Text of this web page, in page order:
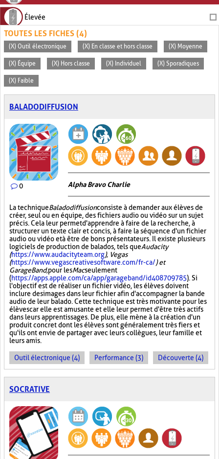
Élevée
TOUTES LES FICHES (4)
(X) Outil électronique (X) En classe et hors classe (X) Moyenne
(X) Équipe (X) Hors classe (X) Individuel (X) Sporadiques
(X) Faible
BALADODIFFUSION
0 Alpha Bravo Charlie
La techniqueBaladodiffusionconsiste à demander aux élèves de
créer, seul ou en équipe, des fichiers audio ou vidéo sur un sujet
précis. Cela leur permet d'apprendre à faire de la recherche, à
structurer un texte clair et concis, à faire la séquence d'un fichier
audio ou vidéo et à être de bons présentateurs. Il existe plusieurs
logiciels de production de balados, tels queAudacity
(https://www.audacityteam.org), Vegas
(https://www.vegascreativesoftware.com/fr-ca/) et
GarageBand,pour lesMacseulement
(https://apps.apple.com/ca/app/garageband/id408709785). Si
l'objectif est de réaliser un fichier vidéo, les élèves doivent
inclure des images dans leur fichier afin d'accompagner la bande
audio de leur balado. Cette technique est très motivante pour les
élèves car elle est amusante et elle leur permet d'être très actifs
dans leurs apprentissages. De plus, elle mène à la création d'un
produit concret dont les élèves sont généralement très fiers et
qu'ils ont envie de partager avec leurs collègues, leur famille et
leurs amis.
Outil électronique (4) Performance (3) Découverte (4)
SOCRATIVE